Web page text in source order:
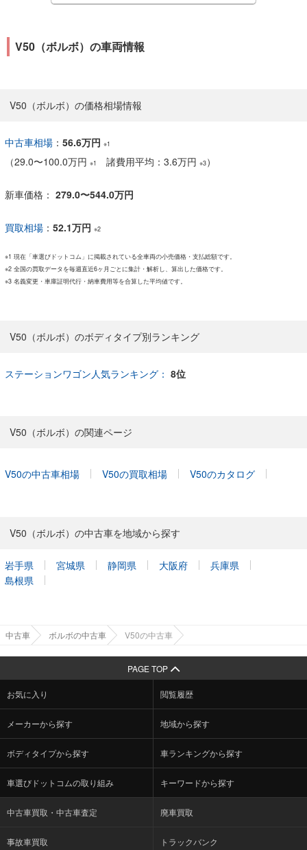
V50（ボルボ）の車両情報
V50（ボルボ）の価格相場情報
中古車相場 ： 56.6万円 ※1
（29.0〜100.0万円 ※1 諸費用平均：3.6万円 ※3）
新車価格： 279.0〜544.0万円
買取相場 ： 52.1万円 ※2
※1 現在「車選びドットコム」に掲載されている全車両の小売価格・支払総額です。
※2 全国の買取データを毎週直近6ヶ月ごとに集計・解析し、算出した価格です。
※3 名義変更・車庫証明代行・納車費用等を合算した平均値です。
V50（ボルボ）のボディタイプ別ランキング
ステーションワゴン人気ランキング： 8位
V50（ボルボ）の関連ページ
V50の中古車相場 V50の買取相場 V50のカタログ
V50（ボルボ）の中古車を地域から探す
岩手県 宮城県 静岡県 大阪府
兵庫県
島根県
中古車 ボルボの中古車 V50の中古車
PAGE TOP
お気に入り 閲覧履歴
メーカーから探す 地域から探す
ボディタイプから探す 車ランキングから探す
車選びドットコムの取り組み キーワードから探す
中古車買取・中古車査定 廃車買取
事故車買取 トラックバンク